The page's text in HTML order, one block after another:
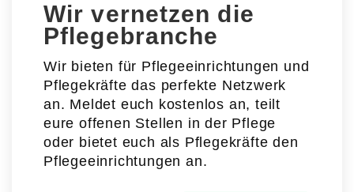
Wir vernetzen die
Pflegebranche
Wir bieten für Pflegeeinrichtungen und
Pflegekräfte das perfekte Netzwerk
an. Meldet euch kostenlos an, teilt
eure offenen Stellen in der Pflege
oder bietet euch als Pflegekräfte den
Pflegeeinrichtungen an.